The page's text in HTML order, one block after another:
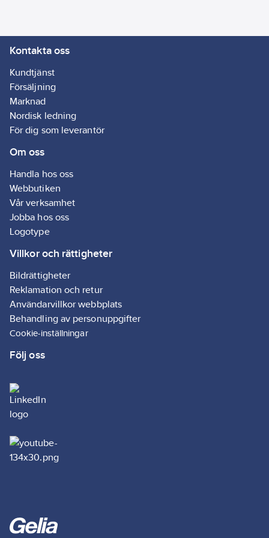
Kontakta oss
Kundtjänst
Försäljning
Marknad
Nordisk ledning
För dig som leverantör
Om oss
Handla hos oss
Webbutiken
Vår verksamhet
Jobba hos oss
Logotype
Villkor och rättigheter
Bildrättigheter
Reklamation och retur
Användarvillkor webbplats
Behandling av personuppgifter
Cookie-inställningar
Följ oss